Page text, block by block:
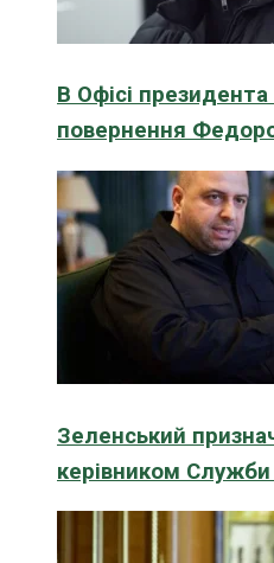
В Офісі
повернення
Зеленський
керівником Служби